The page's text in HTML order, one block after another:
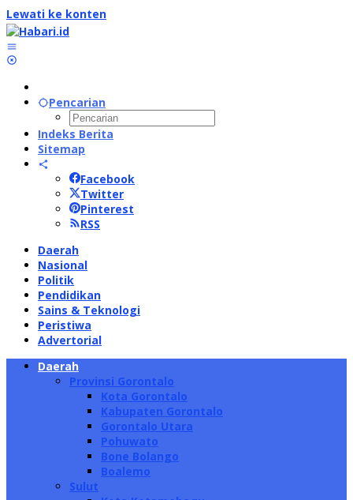
Lewati ke konten
Pencarian
Indeks Berita
Sitemap
Facebook
Twitter
Pinterest
RSS
Daerah
Nasional
Politik
Pendidikan
Sains & Teknologi
Peristiwa
Advertorial
Daerah
Provinsi Gorontalo
Kota Gorontalo
Kabupaten Gorontalo
Gorontalo Utara
Pohuwato
Bone Bolango
Boalemo
Sulut